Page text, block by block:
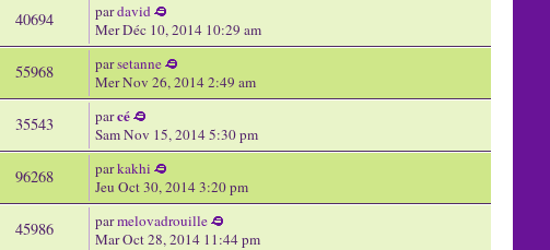
40694 pardavid
Mer Déc 10, 2014 10:29 am
55968 parsetanne
Mer Nov 26, 2014 2:49 am
35543 parcé
Sam Nov 15, 2014 5:30 pm
96268 parkakhi
Jeu Oct 30, 2014 3:20 pm
45986 parmelovadrouille
Mar Oct 28, 2014 11:44 pm